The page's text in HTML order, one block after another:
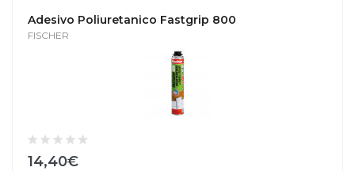
Adesivo Poliuretanico Fastgrip 800
FISCHER
14,40€